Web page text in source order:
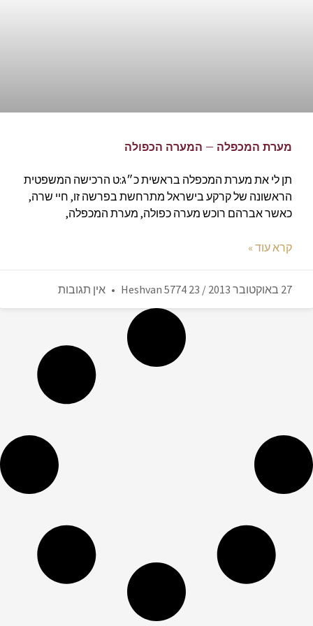
מערת המכפלה – המערה הכפולה
תן לי את מערת המכפלה בראשית כ״ג:ט הרכישה המשפטית
הראשונה של קרקע בישראל מתרחשת בפרשה זו, חיי שרה,
כאשר אברהם רוכש מערה כפולה, מערת המכפלה,
קרא עוד »
27 באוקטובר 2013 / 23 Heshvan 5774 אין תגובות